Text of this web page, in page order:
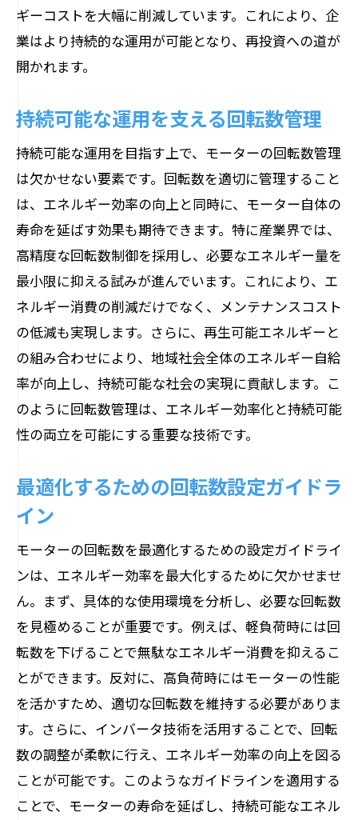
ギーコストを大幅に削減しています。これにより、企
業はより持続的な運用が可能となり、再投資への道が
開かれます。
持続可能な運用を支える回転数管理
持続可能な運用を目指す上で、モーターの回転数管理
は欠かせない要素です。回転数を適切に管理すること
は、エネルギー効率の向上と同時に、モーター自体の
寿命を延ばす効果も期待できます。特に産業界では、
高精度な回転数制御を採用し、必要なエネルギー量を
最小限に抑える試みが進んでいます。これにより、エ
ネルギー消費の削減だけでなく、メンテナンスコスト
の低減も実現します。さらに、再生可能エネルギーと
の組み合わせにより、地域社会全体のエネルギー自給
率が向上し、持続可能な社会の実現に貢献します。こ
のように回転数管理は、エネルギー効率化と持続可能
性の両立を可能にする重要な技術です。
最適化するための回転数設定ガイドラ
イン
モーターの回転数を最適化するための設定ガイドライ
ンは、エネルギー効率を最大化するために欠かせませ
ん。まず、具体的な使用環境を分析し、必要な回転数
を見極めることが重要です。例えば、軽負荷時には回
転数を下げることで無駄なエネルギー消費を抑えるこ
とができます。反対に、高負荷時にはモーターの性能
を活かすため、適切な回転数を維持する必要がありま
す。さらに、インバータ技術を活用することで、回転
数の調整が柔軟に行え、エネルギー効率の向上を図る
ことが可能です。このようなガイドラインを適用する
ことで、モーターの寿命を延ばし、持続可能なエネル